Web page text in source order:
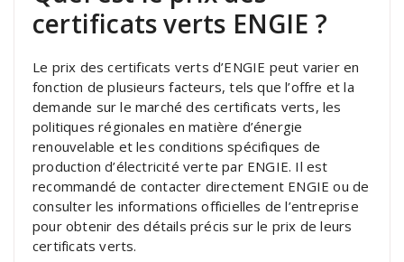
certificats verts ENGIE ?
Le prix des certificats verts d’ENGIE peut varier en
fonction de plusieurs facteurs, tels que l’offre et la
demande sur le marché des certificats verts, les
politiques régionales en matière d’énergie
renouvelable et les conditions spécifiques de
production d’électricité verte par ENGIE. Il est
recommandé de contacter directement ENGIE ou de
consulter les informations officielles de l’entreprise
pour obtenir des détails précis sur le prix de leurs
certificats verts.